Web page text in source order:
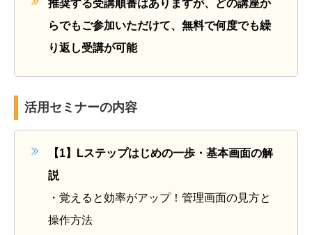
推奨する受講順番はありますが、どの講座か
らでもご参加いただけて、 無料で何度でも繰
り返し受講が可能
活用セミナーの内容
【1】
Lステップはじめの一歩・基本画面の解
説
・ 覚えると効率がアップ！ 管理画面の見方と
操作方法